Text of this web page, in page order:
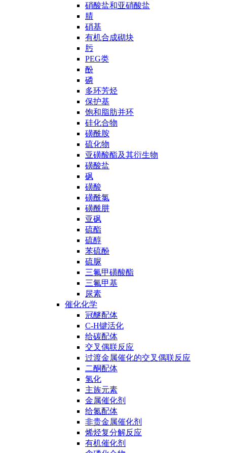
硝酸盐和亚硝酸盐
腈
硝基
有机合成砌块
肟
PEG类
酚
磷
多环芳烃
保护基
饱和脂肪并环
硅化合物
磺酰胺
硫化物
亚磺酸酯及其衍生物
磺酸盐
砜
磺酸
磺酰氯
磺酰肼
亚砜
硫酯
硫醇
苯硫酚
硫脲
三氟甲磺酸酯
三氟甲基
尿素
催化化学
冠醚配体
C-H键活化
给碳配体
交叉偶联反应
过渡金属催化的交叉偶联反应
二酮配体
氢化
主族元素
金属催化剂
给氮配体
非贵金属催化剂
烯烃复分解反应
有机催化剂